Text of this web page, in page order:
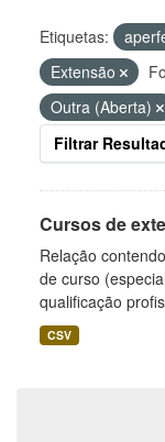
Etiquetas:
Extensão
Outra (Aberta)
Filtrar
Cursos de
Relação
de curso
qualificação
CSV